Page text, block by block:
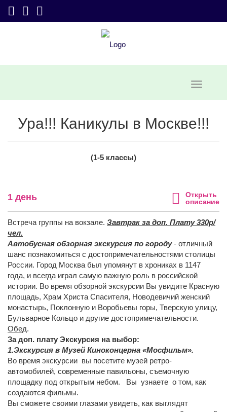
Ура!!! Каникулы в Москве!!!
(1-5 классы)
Открыть
описание
1 день
Встреча группы на вокзале. Завтрак за доп. Плату 330р/
чел.
Автобусная обзорная экскурсия по городу- отличный
шанс познакомиться с достопримечательностями столицы
России. Город Москва был упомянут в хрониках в 1147
года, и всегда играл самую важную роль в российской
истории. Во время обзорной экскурсии Вы увидите Красную
площадь, Храм Христа Спасителя, Новодевичий женский
монастырь, Поклонную и Воробьевы горы, Тверскую улицу,
Бульварное Кольцо и другие достопримечательности.
Обед.
За доп. плату Экскурсия на выбор:
1.Экскурсия в Музей Киноконцерна «Мосфильм».
Во время экскурсии вы посетите музей ретро-
автомобилей, современные павильоны, съемочную
площадку под открытым небом. Вы узнаете о том, как
создаются фильмы.
Вы сможете своими глазами увидеть, как выглядят